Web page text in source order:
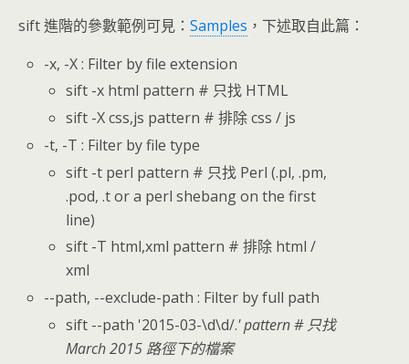
sift 進階的參數範例可見： Samples ，下述取自此篇：
-x, -X : Filter by file extension
sift -x html pattern # 只找 HTML
sift -X css,js pattern # 排除 css / js
-t, -T : Filter by file type
sift -t perl pattern # 只找 Perl (.pl, .pm,
.pod, .t or a perl shebang on the first
line)
sift -T html,xml pattern # 排除 html /
xml
--path, --exclude-path : Filter by full path
sift --path '2015-03-\d\d/.' pattern # 只找
March 2015 路徑下的檔案